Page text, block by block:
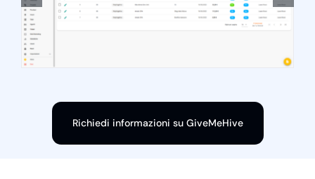
Richiedi informazioni su GiveMeHive